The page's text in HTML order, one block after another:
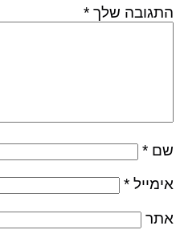
התגובה שלך *
שם *
אימייל *
אתר